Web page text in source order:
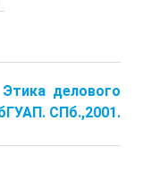
делового
СПб.,2001.